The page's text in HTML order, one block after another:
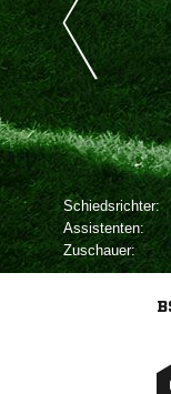
Schiedsrichter:
Assistenten:
Zuschauer: